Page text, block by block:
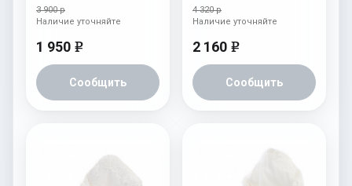
3 900 р
1 950 e
Сообщить
Наличие уточняйте
4 320 р
2 160 e
Сообщить
Наличие уточняйте